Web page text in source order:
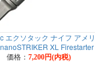
エクソタック ナイフ アメリ
XL Firestarter
価格： 7,200円(内税)